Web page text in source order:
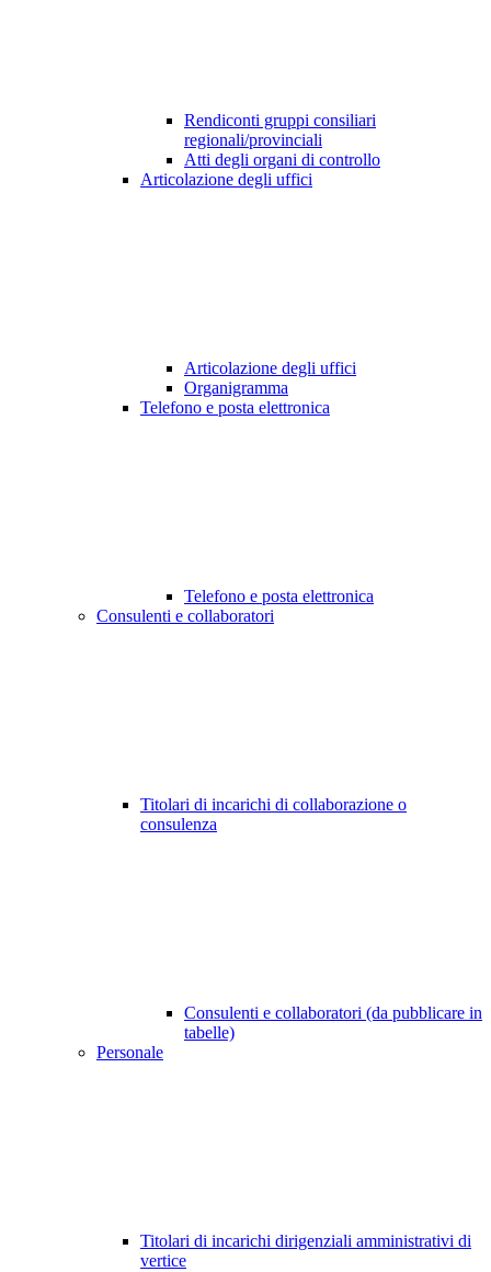
Rendiconti gruppi consiliari
regionali/provinciali
Atti degli organi di controllo
Articolazione degli uffici
Articolazione degli uffici
Organigramma
Telefono e posta elettronica
Telefono e posta elettronica
Consulenti e collaboratori
Titolari di incarichi di collaborazione o
consulenza
Consulenti e collaboratori (da pubblicare in
tabelle)
Personale
Titolari di incarichi dirigenziali amministrativi di
vertice